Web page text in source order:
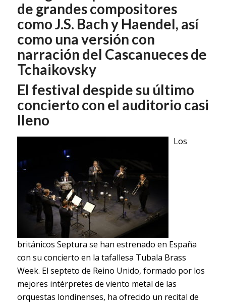
de grandes compositores
como J.S. Bach y Haendel, así
como una versión con
narración del Cascanueces de
Tchaikovsky
El festival despide su último
concierto con el auditorio casi
lleno
Los
británicos Septura se han estrenado en España
con su concierto en la tafallesa Tubala Brass
Week. El septeto de Reino Unido, formado por los
mejores intérpretes de viento metal de las
orquestas londinenses, ha ofrecido un recital de